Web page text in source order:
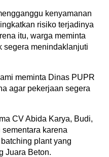
kenyamanan
risiko terjadinya
itu, warga meminta
segera menindaklanjuti
meminta Dinas PUPR
agar pekerjaan segera
CV Abida Karya, Budi,
karena
plant yang
Juara Beton.